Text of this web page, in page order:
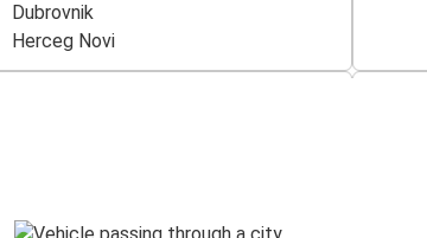
Dubrovnik
Herceg Novi